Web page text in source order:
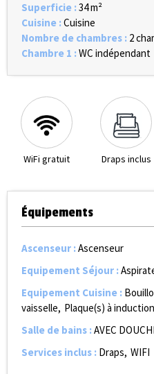
Superficie :34m²
Cuisine :Cuisine
Nombre de chambres : 2
Chambre 1 :WC indépendant
WiFi gratuit Draps inclus
Équipements
Ascenseur :Ascenseur
Equipement Séjour :
Equipement Cuisine :
vaisselle Plaque(s) à induction
Salle de bains :AVEC
Services inclus : Draps WIFI